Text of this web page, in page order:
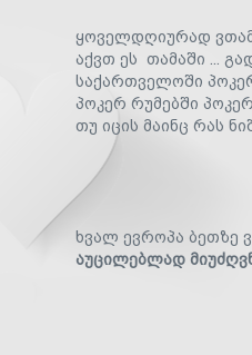
ყოველდღიურად
აქვთ ეს თამაში ...
საქართველოში
პოკერ რუმებში
თუ იცის მაინც რას
ხვალ ევროპა ბეთზე
აუცილებლად